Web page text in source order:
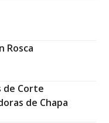
Rosca
de Corte
de Chapa